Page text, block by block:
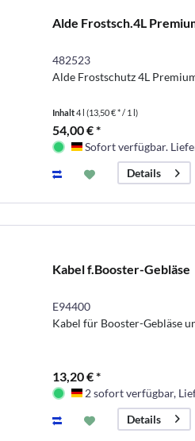
Alde Frostsch.4L
482523
Alde Frostschutz 4L
Inhalt4 l (13,50 € * / 1 l)
54,00 € *
Deutschland
Sofort verfügbar.
Details
Kabel f.Booster-Gebläse
E94400
Kabel für Booster-Gebläse
13,20 € *
Deutschland
2 sofort verfügbar,
Details